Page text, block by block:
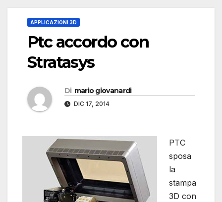
APPLICAZIONI 3D
Ptc accordo con
Stratasys
Di mario giovanardi
DIC 17, 2014
PTC
sposa
la
stampa
3D con